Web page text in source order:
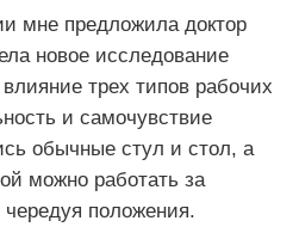
мне предложила доктор
новое исследование
трех типов рабочих
и самочувствие
обычные стул и стол, а
можно работать за
положения.